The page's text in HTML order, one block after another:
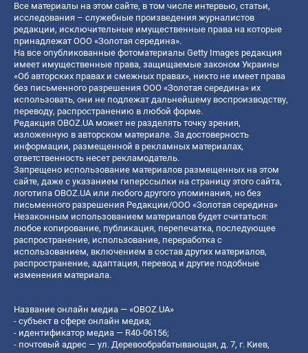
Все материалы на этом сайте, в том числе интервью, статьи,
исследования – служебные произведения журналистов
редакции, исключительные имущественные права на которые
принадлежат ООО «Золотая середина».
На все опубликованные фотоматериалы Getty Images редакция
имеет имущественные права, защищаемые законом Украины
«Об авторских правах и смежных правах», никто не имеет права
без письменного разрешения ООО «Золотая середина» их
использовать, они не подлежат дальнейшему воспроизводству,
переводу, распространению в любой форме.
Редакция OBOZ.UA может не разделять точку зрения,
изложенную в авторском материале. За достоверность
информации, размещенной в рекламных материалах,
ответственность несет рекламодатель.
Запрещено использование материалов размещенных на этом
сайте, даже с указанием гиперссылки на страницу этого сайта,
логотипа OBOZ.UA или любого другого упоминания, но без
письменного разрешения Редакции/ООО «Золотая середина»
Незаконным использованием материалов будет считаться:
любое копирование, публикация, перепечатка, последующее
распространение, использование, переработка с
использованием, включением в состав других материалов,
распространение, адаптация, перевод и другие подобные
изменения материала.
Название онлайн медиа — «OBOZ.UA»
- субъект в сфере онлайн медиа;
- идентификатор медиа — R40-06156;
- почтовый адрес — ул. Деревообрабатывающая, д. 7, г. Киев,